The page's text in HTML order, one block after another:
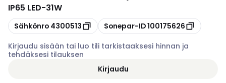
IP65 LED-31W
Kopioi
Sähkönro 4300513 Kopioi
Sonepar-ID100175626
Kirjaudu sisään tai luo tili tarkistaaksesi hinnan ja
tehdäksesi tilauksen
Kirjaudu